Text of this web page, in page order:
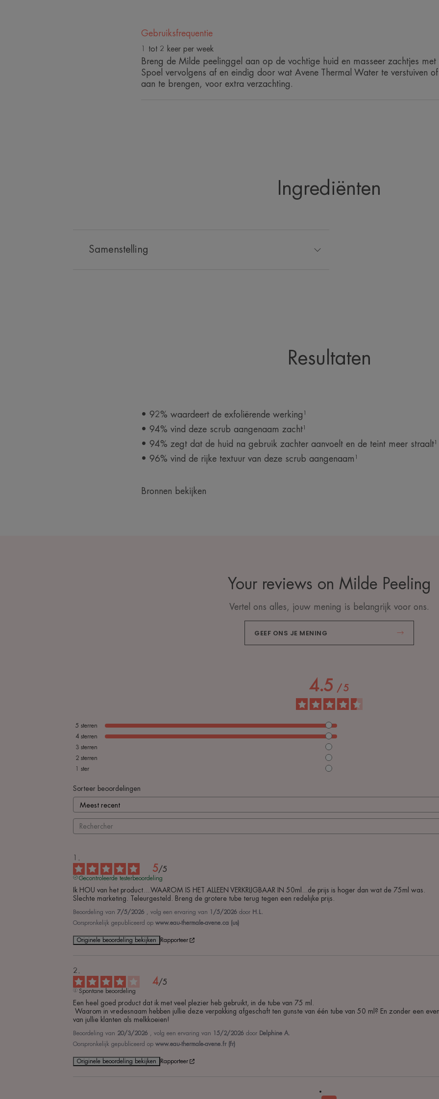
Gebruiksfrequentie
1 tot 2 keer per week
Breng de Milde peelinggel aan op de vochtige huid en masseer zachtjes met
Spoel vervolgens af en eindig door wat Avene Thermal Water te verstuiven
aan te brengen, voor extra verzachting.
Ingrediënten
Samenstelling
Resultaten
• 92% waardeert de exfoliërende werking¹
• 94% vind deze scrub aangenaam zacht¹
• 94% zegt dat de huid na gebruik zachter aanvoelt en de teint meer straalt¹
• 96% vind de rijke textuur van deze scrub aangenaam¹
Bronnen bekijken
Your reviews on Milde Peeling
Vertel ons alles, jouw mening is belangrijk voor ons.
GEEF ONS JE MENING
4.5 /5
5 sterren
4 sterren
3 sterren
2 sterren
1 ster
Sorteer beoordelingen
5/5
Gecontroleerde testerbeoordeling
Ik HOU van het product....WAAROM IS HET ALLEEN VERKRIJGBAAR IN 50ml...de prijs is hoger dan wat de 75ml was.
Slechte marketing. Teleurgesteld. Breng de grotere tube terug tegen een redelijke prijs.
Beoordeling van 7/5/2026 , volg een ervaring van 1/5/2026 door H.L.
Oorspronkelijk gepubliceerd op www.eau-thermale-avene.ca (us)
Originele beoordeling bekijken Rapporteer
4/5
Spontane beoordeling
Een heel goed product dat ik met veel plezier heb gebruikt, in de tube van 75 ml.
van jullie klanten als melkkoeien!
Beoordeling van 20/3/2026 , volg een ervaring van 15/2/2026 door Delphine A.
Oorspronkelijk gepubliceerd op www.eau-thermale-avene.fr (fr)
Originele beoordeling bekijken Rapporteer